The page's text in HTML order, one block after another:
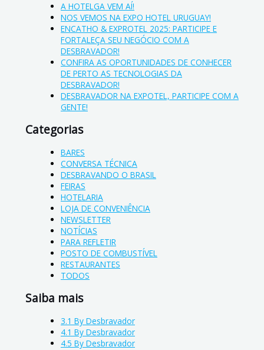
A HOTELGA VEM AÍ!
NOS VEMOS NA EXPO HOTEL URUGUAY!
ENCATHO & EXPROTEL 2025: PARTICIPE E
FORTALEÇA SEU NEGÓCIO COM A
DESBRAVADOR!
CONFIRA AS OPORTUNIDADES DE CONHECER
DE PERTO AS TECNOLOGIAS DA
DESBRAVADOR!
DESBRAVADOR NA EXPOTEL, PARTICIPE COM A
GENTE!
Categorias
BARES
CONVERSA TÉCNICA
DESBRAVANDO O BRASIL
FEIRAS
HOTELARIA
LOJA DE CONVENIÊNCIA
NEWSLETTER
NOTÍCIAS
PARA REFLETIR
POSTO DE COMBUSTÍVEL
RESTAURANTES
TODOS
Saiba mais
3.1 By Desbravador
4.1 By Desbravador
4.5 By Desbravador